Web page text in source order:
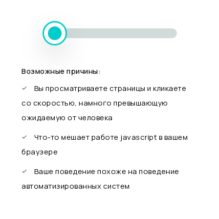
Возможные причины:
Вы просматриваете страницы и кликаете
со скоростью, намного превышающую
ожидаемую от человека
Что-то мешает работе javascript в вашем
браузере
Ваше поведение похоже на поведение
автоматизированных систем